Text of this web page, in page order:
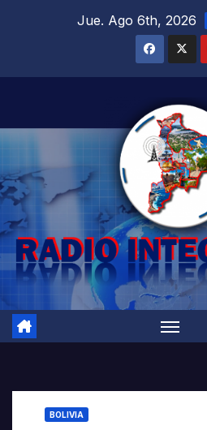
Jue. Ago 6th, 2026
BOLIVIA